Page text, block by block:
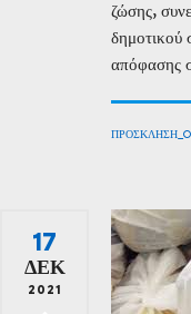
ζώσης,
δημοτικού
απόφασης
17
ΔΕΚ
2021